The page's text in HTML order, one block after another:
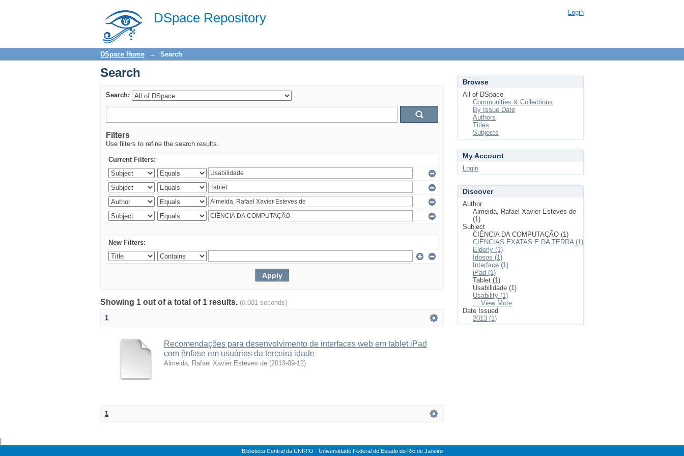
DSpace Repository
Search Login
DSpace Home → Search
Search
Search:
Filters
Use filters to refine the search results.
Current Filters:
New Filters:
Showing 1 out of a total of 1 results. (0.001 seconds)
1
Recomendações para desenvolvimento de interfaces web em tablet iPad
com ênfase em usuários da terceira idade
Almeida, Rafael Xavier Esteves de (2013-09-12)
1
Browse
All of DSpace
Communities & Collections
By Issue Date
Authors
Titles
Subjects
My Account
Login
Discover
Author
Almeida, Rafael Xavier Esteves de
(1)
Subject
CIÊNCIA DA COMPUTAÇÃO (1)
CIÊNCIAS EXATAS E DA TERRA (1)
Elderly (1)
Idosos (1)
Interface (1)
iPad (1)
Tablet (1)
Usabilidade (1)
Usability (1)
... View More
Date Issued
2013 (1)
Biblioteca Central da UNIRIO - Universidade Federal do Estado do Rio de Janeiro